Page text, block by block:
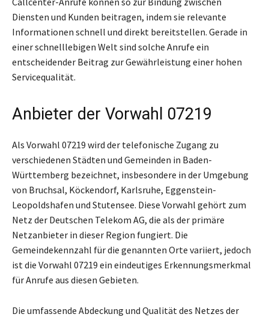
Diensten und Kunden beitragen, indem sie relevante
Informationen schnell und direkt bereitstellen. Gerade in
einer schnelllebigen Welt sind solche Anrufe ein
entscheidender Beitrag zur Gewährleistung einer hohen
Servicequalität.
Anbieter der Vorwahl 07219
Als Vorwahl 07219 wird der telefonische Zugang zu
verschiedenen Städten und Gemeinden in Baden-
Württemberg bezeichnet, insbesondere in der Umgebung
von Bruchsal, Köckendorf, Karlsruhe, Eggenstein-
Leopoldshafen und Stutensee. Diese Vorwahl gehört zum
Netz der Deutschen Telekom AG, die als der primäre
Netzanbieter in dieser Region fungiert. Die
Gemeindekennzahl für die genannten Orte variiert, jedoch
ist die Vorwahl 07219 ein eindeutiges Erkennungsmerkmal
für Anrufe aus diesen Gebieten.
Die umfassende Abdeckung und Qualität des Netzes der